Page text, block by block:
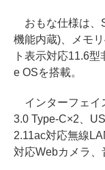
おもな仕様は、
機能内蔵)、メモ
ト表示対応11.6
e OSを搭載。
インターフェイ
3.0 Type-C×2、
2.11ac対応無線
対応Webカメラ、